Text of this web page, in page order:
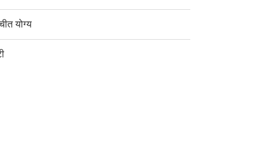
योग्य